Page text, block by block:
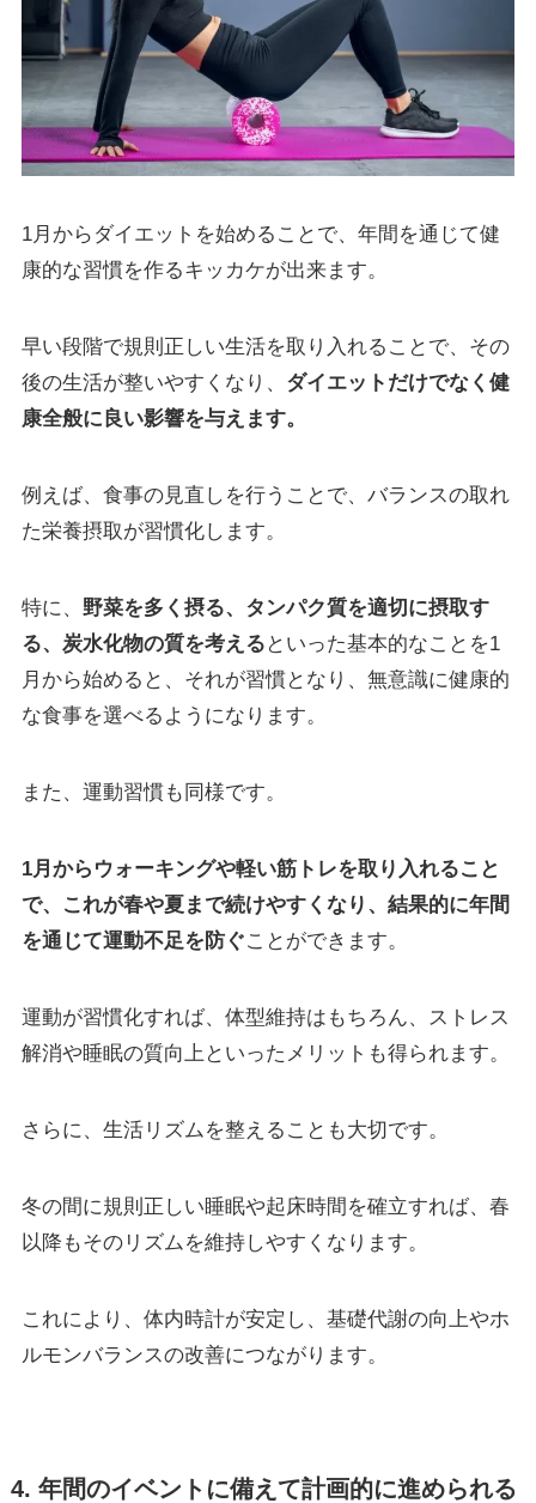
1月からダイエットを始めることで、年間を通じて健
康的な習慣を作るキッカケが出来ます。
早い段階で規則正しい生活を取り入れることで、その
後の生活が整いやすくなり、 ダイエットだけでなく健
康全般に良い影響を与えます。
例えば、食事の見直しを行うことで、バランスの取れ
た栄養摂取が習慣化します。
特に、 野菜を多く摂る、タンパク質を適切に摂取す
る、炭水化物の質を考える といった基本的なことを1
月から始めると、それが習慣となり、無意識に健康的
な食事を選べるようになります。
また、運動習慣も同様です。
1月からウォーキングや軽い筋トレを取り入れること
で、これが春や夏まで続けやすくなり、結果的に年間
を通じて運動不足を防ぐことができます。
運動が習慣化すれば、体型維持はもちろん、ストレス
解消や睡眠の質向上といったメリットも得られます。
さらに、生活リズムを整えることも大切です。
冬の間に規則正しい睡眠や起床時間を確立すれば、春
以降もそのリズムを維持しやすくなります。
これにより、体内時計が安定し、基礎代謝の向上やホ
ルモンバランスの改善につながります。
4. 年間のイベントに備えて計画的に進められる